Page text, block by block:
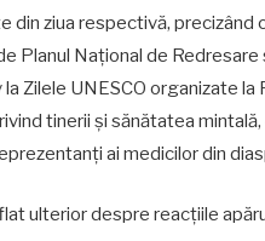
ziua respectivă, precizând
Național de Redresare
Zilele UNESCO organizate la
tinerii și sănătatea
ai medicilor din
ulterior despre reacțiile